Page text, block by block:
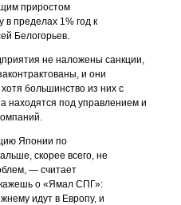
приростом
в пределах 1% год к
Белогорьев.
не наложены санкции,
и они
большинство из них с
находятся под управлением и
Японии по
скорее всего, не
— считает
о «Ямал СПГ»:
идут в Европу, и